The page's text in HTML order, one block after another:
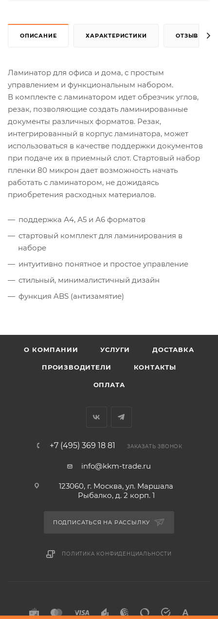
ОПИСАНИЕ ХАРАКТЕРИСТИКИ ОТЗЫВЫ
Ламинатор для офиса и дома, с простым
управлением и функциональным набором.
В комплекте с ламинатором идет обрезчик углов,
резак, позволяющие создать ламинированные
документы различных форматов. Резак,
интегрированный в корпус ламинатора, может
использоваться в качестве поддержки документов
при подаче их в приемный слот. Стартовый набор
пленки 80 микрон дает возможность начать
работать с ламинатором, не дожидаясь
приобретения расходных материалов.
поддержка А4, А5 и А6 форматов
стартовый комплект для ламинирования в
наборе
интуитивно понятное и простое управление
стильный, минималистичный дизайн
функция ABS (антизамятие)
О КОМПАНИИ УСЛУГИ ДОСТАВКА
ПРОИЗВОДИТЕЛИ КОНТАКТЫ
ОПЛАТА
+7 (495) 369 18 81 ЗАКАЗАТЬ ЗВОНОК
info@kkm-trade.ru
123060, г. Москва, ул. Маршала
Рыбалко, д. 2 корп. 1
ПОДПИСАТЬСЯ НА РАССЫЛКУ
ПОЛИТИКА КОНФИДЕНЦИАЛЬНОСТИ